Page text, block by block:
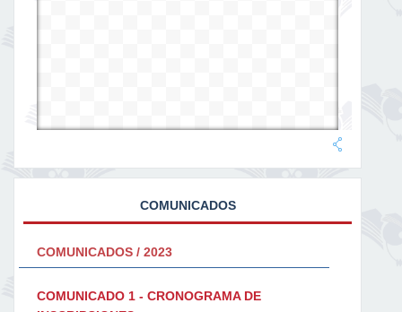
COMUNICADOS
COMUNICADOS / 2023
COMUNICADO 1 - CRONOGRAMA DE